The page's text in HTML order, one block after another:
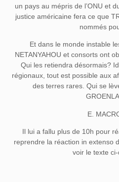
un pays au mépris de l’ONU et
justice américaine fera ce que
nommés
Et dans le monde instable
NETANYAHOU et consorts ont
Qui les retiendra désormais?
régionaux, tout est possible aux
des terres rares. Qui se
E.
Il lui a fallu plus de 10h pour
reprendre la réaction in extenso
voir le texte